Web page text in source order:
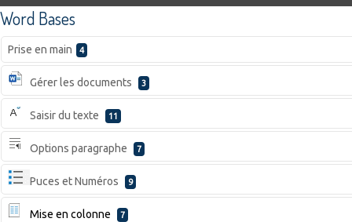
Word Bases
Prise en main 4
Gérer les documents 3
Saisir du texte 11
Options paragraphe 7
Puces et Numéros 9
Mise en colonne 7